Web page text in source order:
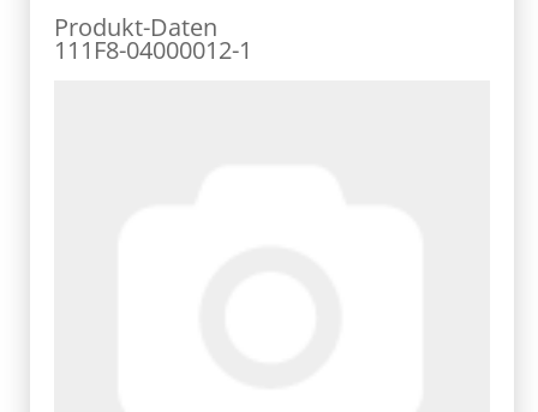
Produkt-Daten
111F8-04000012-1